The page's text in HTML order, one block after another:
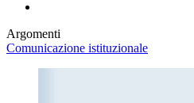
Argomenti
Comunicazione istituzionale